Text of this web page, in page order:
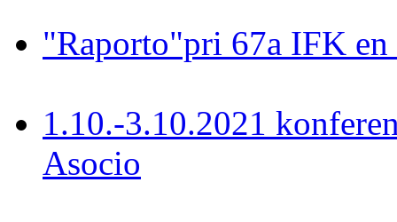
"Raporto"pri 67a IFK
1.10.-3.10.2021
Asocio